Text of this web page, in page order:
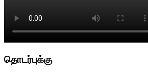
தொடர்புக்கு